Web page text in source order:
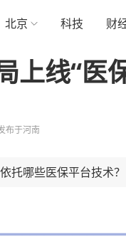
北京 科技 财
上线“医
布于河南
托哪些医保平台技术？